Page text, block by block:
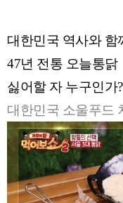
대한민국 역사와 함
47년 전통 오늘통닭
싫어할 자 누구인가?
대한민국 소울푸드